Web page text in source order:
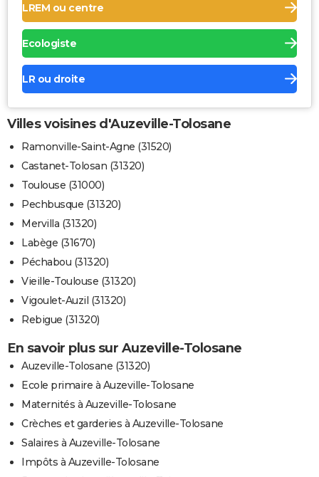
LREM ou centre
Ecologiste
LR ou droite
Villes voisines d'Auzeville-Tolosane
Ramonville-Saint-Agne (31520)
Castanet-Tolosan (31320)
Toulouse (31000)
Pechbusque (31320)
Mervilla (31320)
Labège (31670)
Péchabou (31320)
Vieille-Toulouse (31320)
Vigoulet-Auzil (31320)
Rebigue (31320)
En savoir plus sur Auzeville-Tolosane
Auzeville-Tolosane (31320)
Ecole primaire à Auzeville-Tolosane
Maternités à Auzeville-Tolosane
Crèches et garderies à Auzeville-Tolosane
Salaires à Auzeville-Tolosane
Impôts à Auzeville-Tolosane